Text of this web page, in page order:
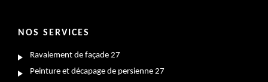
NOS SERVICES
Ravalement de façade 27
Peinture et décapage de persienne 27